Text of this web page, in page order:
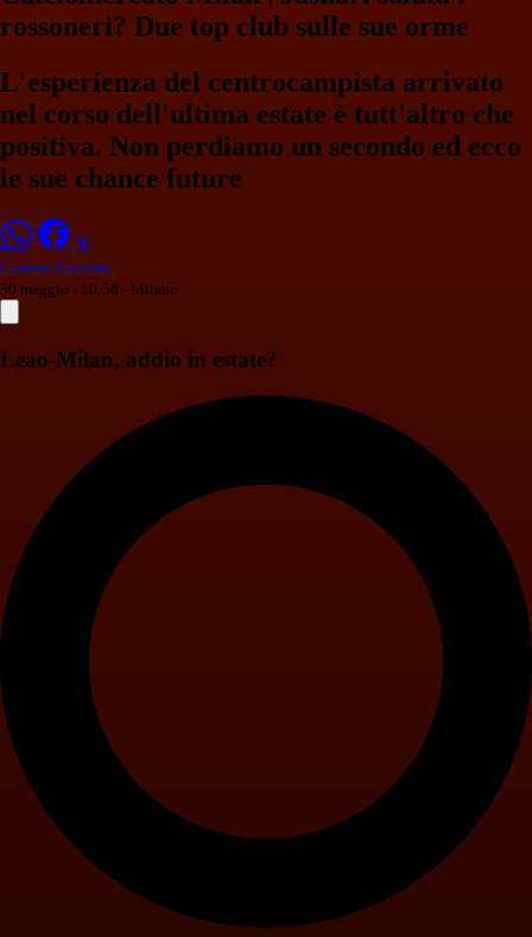
rossoneri? Due top club sulle sue orme
L'esperienza del centrocampista arrivato
nel corso dell'ultima estate è tutt'altro che
positiva. Non perdiamo un secondo ed ecco
le sue chance future
Lorenzo Focolari
30 maggio - 10:58 - Milano
Leao-Milan, addio in estate?